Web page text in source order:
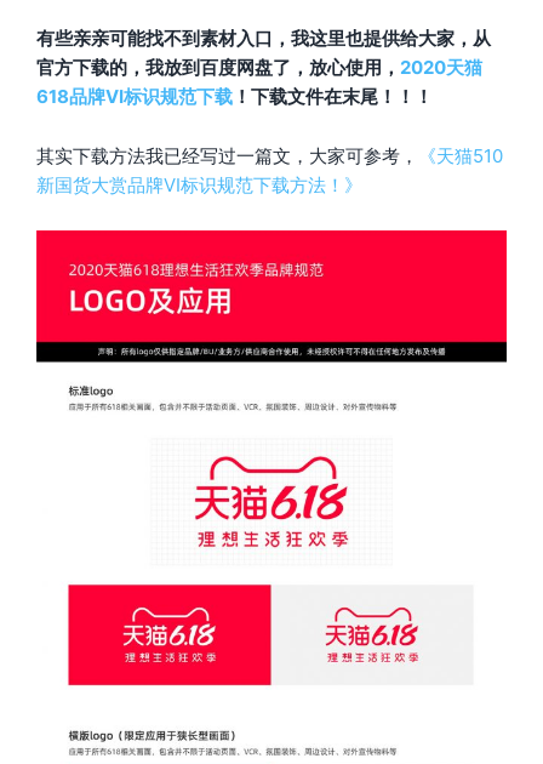
有些亲亲可能找不到素材入口，我这里也提供给大家，从
官方下载的，我放到百度网盘了，放心使用， 2020天猫
618品牌VI标识规范下载 ！下载文件在末尾！！！
其实下载方法我已经写过一篇文，大家可参考，
《天猫510
新国货大赏品牌VI标识规范下载方法！》